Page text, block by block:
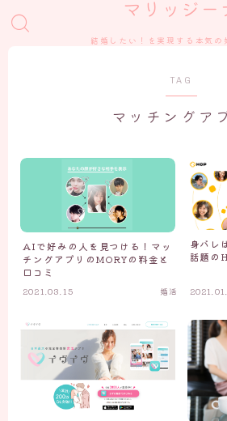
マリッジー
結婚したい！を実現する本気の
TAG
マッチングア
AIで好みの人を見つける！マッ
チングアプリのMORYの料金と
口コミ
2021.03.15 婚活
身バレ
話題の